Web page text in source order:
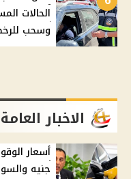
الحالات
وسحب
الاخبار العامة
جنيه والسولار